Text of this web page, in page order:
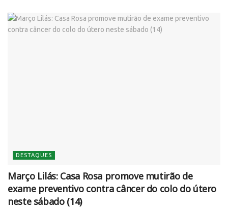
DESTAQUES
Março Lilás: Casa Rosa promove mutirão de
exame preventivo contra câncer do colo do útero
neste sábado (14)